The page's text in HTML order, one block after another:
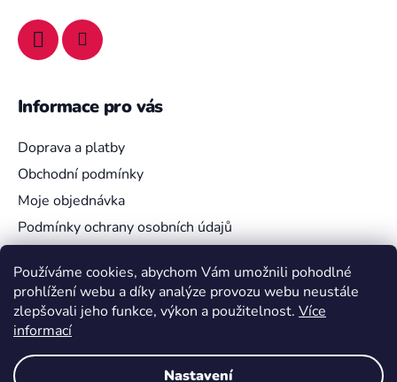
Používáme cookies, abychom Vám umožnili pohodlné
prohlížení webu a díky analýze provozu webu neustále
zlepšovali jeho funkce, výkon a použitelnost. Více
informací
Nastavení
Informace pro vás
Doprava a platby
Obchodní podmínky
Moje objednávka
Podmínky ochrany osobních údajů
Vyhledávání
HLEDAT